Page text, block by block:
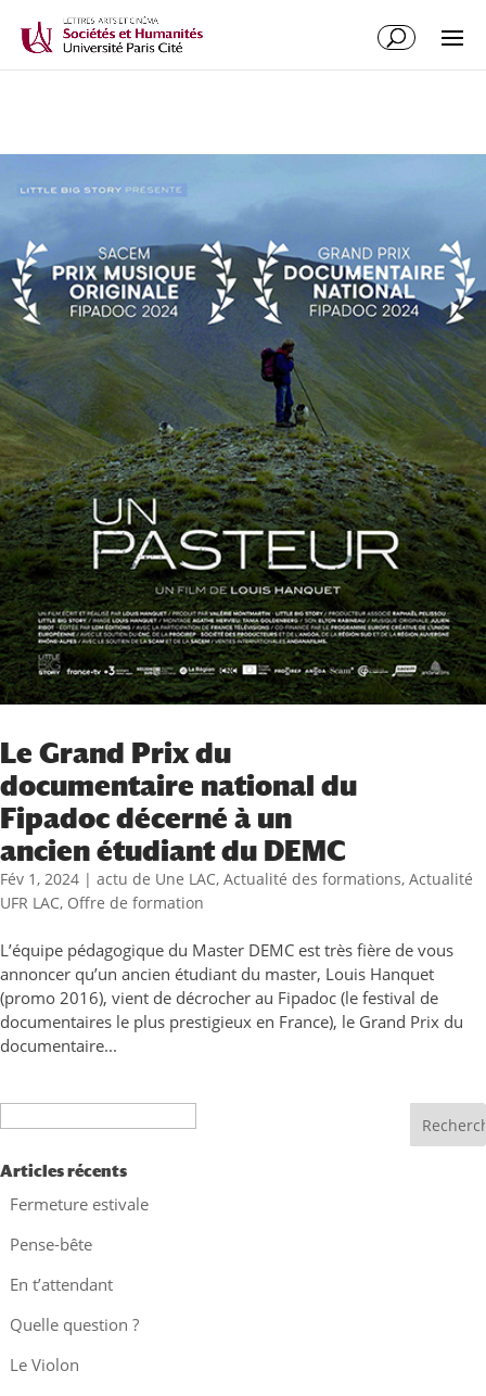
Le Grand Prix du
documentaire national du
Fipadoc décerné à un
ancien étudiant du DEMC
Fév 1, 2024 | actu de Une LAC, Actualité des formations, Actualité
UFR LAC, Offre de formation
L’équipe pédagogique du Master DEMC est très fière de vous
annoncer qu’un ancien étudiant du master, Louis Hanquet
(promo 2016), vient de décrocher au Fipadoc (le festival de
documentaires le plus prestigieux en France), le Grand Prix du
documentaire...
Articles récents
Fermeture estivale
Pense-bête
En t’attendant
Quelle question ?
Le Violon